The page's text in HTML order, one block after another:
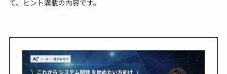
て、ヒント満載の内容です。